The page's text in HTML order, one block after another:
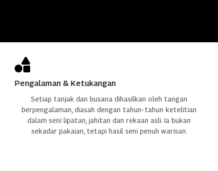

Pengalaman & Ketukangan
Setiap tanjak dan busana dihasilkan oleh tangan
berpengalaman, diasah dengan tahun-tahun ketelitian
dalam seni lipatan, jahitan dan rekaan asli. Ia bukan
sekadar pakaian, tetapi hasil seni penuh warisan.